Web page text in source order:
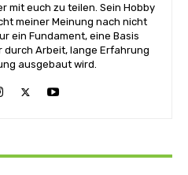
mit euch zu teilen. Sein Hobby
meiner Meinung nach nicht
ein Fundament, eine Basis
durch Arbeit, lange Erfahrung
ausgebaut wird.